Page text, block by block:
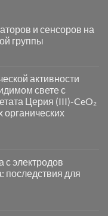
и сенсоров на
группы
активности
свете с
Церия (III)-CeO₂
органических
с электродов
последствия для